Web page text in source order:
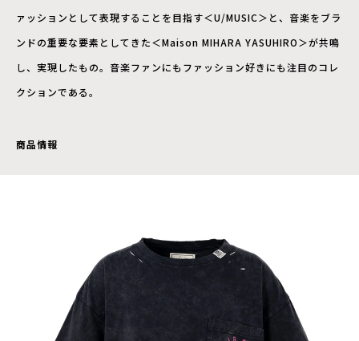
ァッションとして表現することを目指す＜U/MUSIC＞と、音楽をブラ
ンドの重要な要素としてきた＜Maison MIHARA YASUHIRO＞が共鳴
し、実現したもの。音楽ファンにもファッション好きにも注目のコレ
クションである。
商品情報